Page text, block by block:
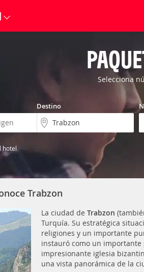
Selecciona
Destino
hotel
Trabzon
La ciudad de Trabzon
Turquía. Su estratégica
religiones y un importante
instauró como un importante
impresionante iglesia
una vista panorámica de la